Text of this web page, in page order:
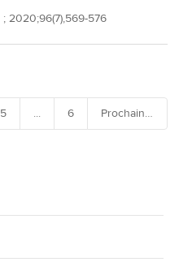
; 2020;96(7),569-576
5 ... 6 Prochain